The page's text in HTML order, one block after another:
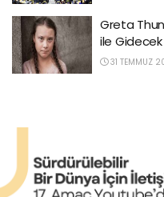
Greta
ile Gidecek
31 TEMMUZ